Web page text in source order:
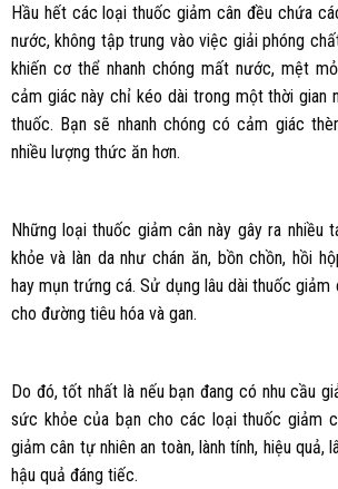
Hầu hết các loại thuốc giảm cân đều chứa
nước, không tập trung vào việc giải phóng
khiến cơ thể nhanh chóng mất nước, mệt
cảm giác này chỉ kéo dài trong một thời gian
thuốc. Bạn sẽ nhanh chóng có cảm giác
nhiều lượng thức ăn hơn.
Những loại thuốc giảm cân này gây ra nhiều
khỏe và làn da như chán ăn, bồn chồn, hồi
hay mụn trứng cá. Sử dụng lâu dài thuốc giảm
cho đường tiêu hóa và gan.
Do đó, tốt nhất là nếu bạn đang có nhu cầu
sức khỏe của bạn cho các loại thuốc giảm
giảm cân tự nhiên an toàn, lành tính, hiệu quả,
hậu quả đáng tiếc.